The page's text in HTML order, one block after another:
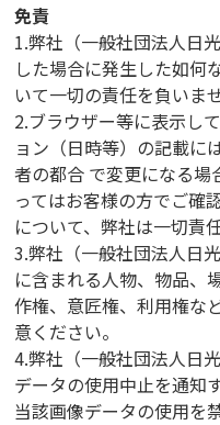
免責
1.弊社（一般社団法人日
した場合に発生した如何
いて一切の責任を負いま
2.ブラウザー等に表示し
ョン（日時等）の記載に
者の都合 で変更になる場
ってはお客様の方でご確
について、弊社は一切責
3.弊社（一般社団法人日
に含まれる人物、物品、
作権、意匠権、利用権な
意ください。
4.弊社（一般社団法人日
データの使用中止を通知
当該画像データの使用を